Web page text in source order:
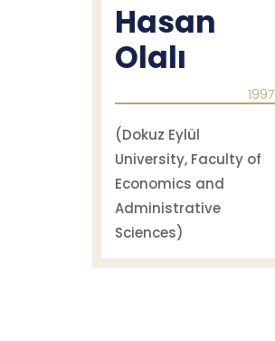
Hasan
Olalı
1997
(Dokuz Eylül
University, Faculty of
Economics and
Administrative
Sciences)